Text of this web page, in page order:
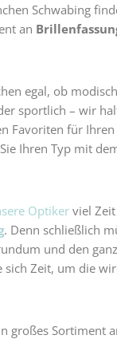
Schwabing
an
egal, ob
sportlich – wir
Favoriten für
Ihren Typ mit
Optikerviel
. Denn schließlich
und den
sich Zeit, um die
großes Sortiment